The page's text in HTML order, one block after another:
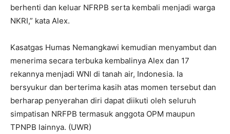
berhenti dan keluar NFRPB serta kembali menjadi warga
NKRI,” kata Alex.
Kasatgas Humas Nemangkawi kemudian menyambut dan
menerima secara terbuka kembalinya Alex dan 17
rekannya menjadi WNI di tanah air, Indonesia. Ia
bersyukur dan berterima kasih atas momen tersebut dan
berharap penyerahan diri dapat diikuti oleh seluruh
simpatisan NRFPB termasuk anggota OPM maupun
TPNPB lainnya. (UWR)